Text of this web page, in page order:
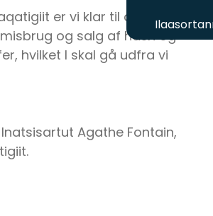
er vi klar til at
og salg af hash og
hvilket I skal gå udfra vi
Agathe Fontain,